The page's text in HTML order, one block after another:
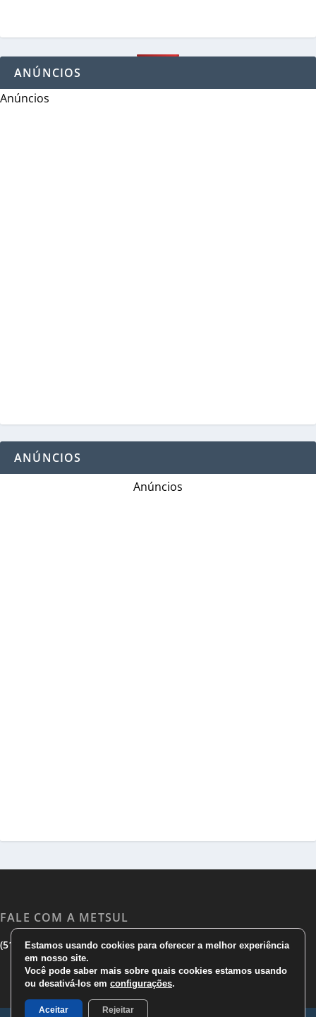
ANÚNCIOS
Anúncios
ANÚNCIOS
Anúncios
FALE COM A METSUL
(51) 3533 1983|(51)3785 7752|comercial@metsul.com
Estamos usando cookies para oferecer a melhor experiência
em nosso site.
Você pode saber mais sobre quais cookies estamos usando
ou desativá-los em configurações.
Aceitar Rejeitar